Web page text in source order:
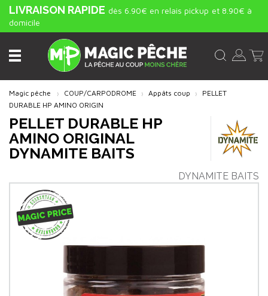
LIVRAISON RAPIDE dès 6.90€ en relais pickup et 8.90€ à
domicile
Magic pêche COUP/CARPODROME Appâts coup
PELLET
DURABLE HP AMINO ORIGIN
PELLET DURABLE HP
AMINO ORIGINAL
DYNAMITE BAITS
DYNAMITE BAITS